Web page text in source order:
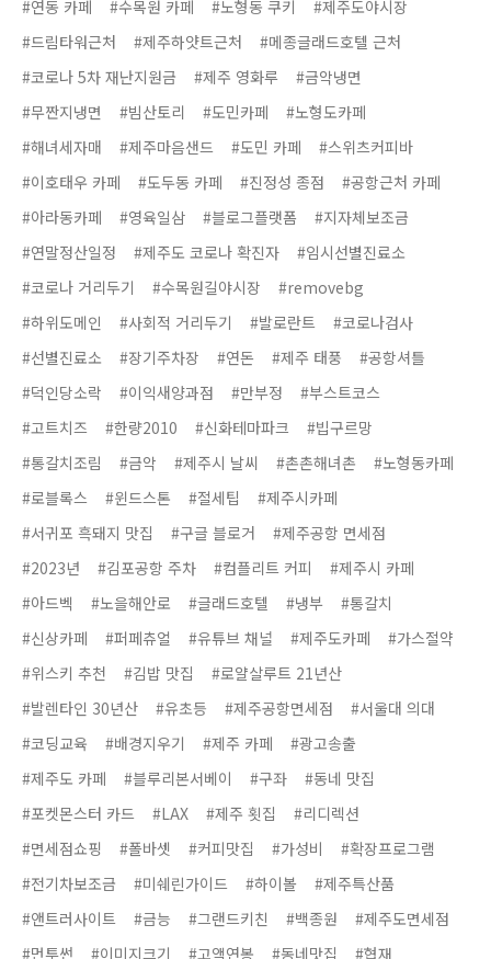
#연동 카페
#수목원 카페 #노형동 쿠키
#제주도야시장
#드림타워근처
#제주하얏트근처
#메종글래드호텔 근처
#코로나 5차 재난지원금
#제주 영화루
#금악냉면
#무짠지냉면
#빔산토리 #도민카페
#노형도카페
#해녀세자매
#제주마음샌드 #도민 카페
#스위츠커피바
#이호태우 카페
#도두동 카페 #진정성 종점
#공항근처 카페
#아라동카페
#영육일삼 #블로그플랫폼
#지자체보조금
#연말정산일정
#제주도 코로나 확진자
#임시선별진료소
#코로나 거리두기
#수목원길야시장
#removebg
#하위도메인
#사회적 거리두기 #발로란트
#코로나검사
#선별진료소
#장기주차장 #연돈 #제주 태풍
#공항셔틀
#덕인당소락
#이익새양과점 #만부정
#부스트코스
#고트치즈
#한량2010 #신화테마파크
#빕구르망
#통갈치조림
#금악 #제주시 날씨 #촌촌해녀촌
#노형동카페
#로블록스
#윈드스톤 #절세팁
#제주시카페
#서귀포 흑돼지 맛집
#구글 블로거
#제주공항 면세점
#2023년
#김포공항 주차 #컴플리트 커피
#제주시 카페
#아드벡
#노을해안로 #글래드호텔 #냉부
#통갈치
#신상카페
#퍼페츄얼 #유튜브 채널 #제주도카페
#가스절약
#위스키 추천
#김밥 맛집
#로얄살루트 21년산
#발렌타인 30년산
#유초등 #제주공항면세점
#서울대 의대
#코딩교육
#배경지우기 #제주 카페
#광고송출
#제주도 카페
#블루리본서베이 #구좌
#동네 맛집
#포켓몬스터 카드
#LAX #제주 횟집
#리디렉션
#면세점쇼핑
#폴바셋 #커피맛집 #가성비
#확장프로그램
#전기차보조금
#미쉐린가이드 #하이볼
#제주특산품
#앤트러사이트
#금능 #그랜드키친 #백종원
#제주도면세점
#먼투썬
#이미지크기 #고액연봉 #동네맛집
#협재